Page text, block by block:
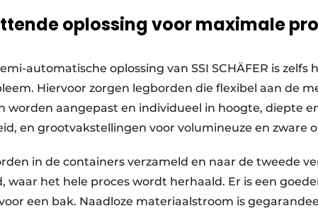
oplossing voor maximale
automatische oplossing van SSI SCHÄFER is zelfs
Hiervoor zorgen legborden die flexibel aan de
worden aangepast en individueel in hoogte, diepte
en grootvakstellingen voor volumineuze en zware
in de containers verzameld en naar de tweede
waar het hele proces wordt herhaald. Er is een
een bak. Naadloze materiaalstroom is